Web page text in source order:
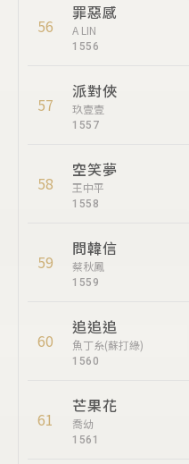
56
罪惡感
A LIN
1556
57
派對俠
玖壹壹
1557
58
空笑夢
王中平
1558
59
問韓信
蔡秋鳳
1559
60
追追追
魚丁糸(蘇打綠)
1560
61
芒果花
喬幼
1561